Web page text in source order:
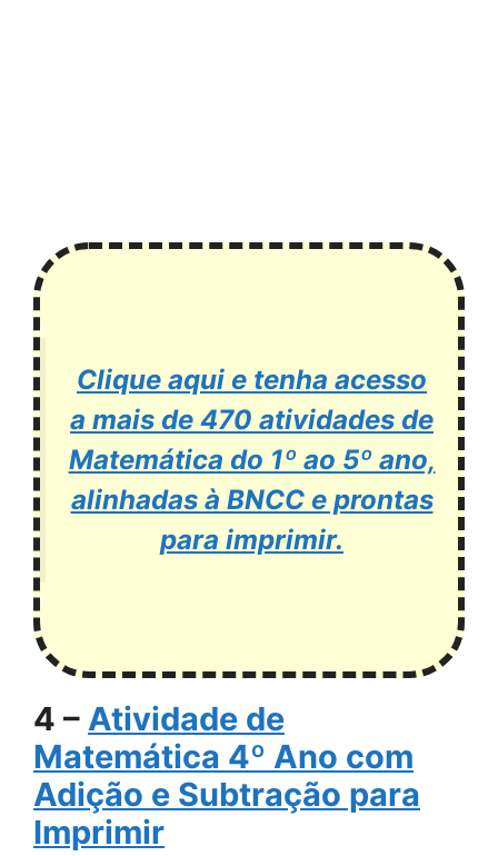
Clique aqui e tenha acesso
a mais de 470 atividades de
Matemática do 1º ao 5º ano,
alinhadas à BNCC e prontas
para imprimir.
4 – Atividade de
Matemática 4º Ano com
Adição e Subtração para
Imprimir